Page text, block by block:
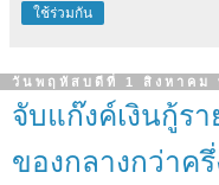
ใช้ร่วมกัน
วันพฤหัสบดีที่ 1 สิงหาคม
จับแก๊งค์เงินกู้ร
ของกลางกว่าค